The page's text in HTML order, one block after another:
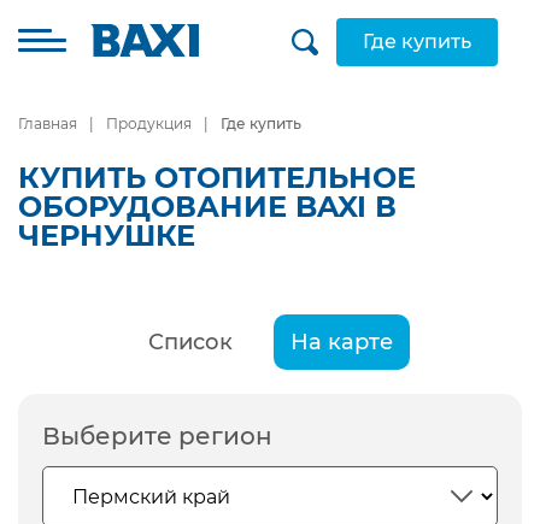
Где купить
Главная Продукция Где купить
КУПИТЬ ОТОПИТЕЛЬНОЕ
ОБОРУДОВАНИЕ BAXI В
ЧЕРНУШКЕ
Список На карте
Выберите регион